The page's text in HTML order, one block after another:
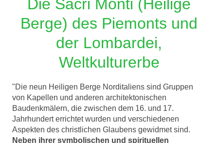
Die Sacri Monti (Heilige
Berge) des Piemonts und
der Lombardei,
Weltkulturerbe
"Die neun Heiligen Berge Norditaliens sind Gruppen
von Kapellen und anderen architektonischen
Baudenkmälern, die zwischen dem 16. und 17.
Jahrhundert errichtet wurden und verschiedenen
Aspekten des christlichen Glaubens gewidmet sind.
Neben ihrer symbolischen und spirituellen